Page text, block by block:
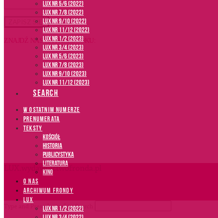
LUX NR 5/6 (2022)
LUX NR 7/8 (2022)
LUX nr 9/10 (2022)
LUX NR 11/12 (2022)
LUX NR 1/2 (2023)
LUX NR 3/4 (2023)
LUX NR 5/6 (2023)
LUX NR 7/8 (2023)
LUX NR 9/10 (2023)
LUX NR 11/12 (2023)
SEARCH
W OSTATNIM NUMERZE
PRENUMERATA
TEKSTY
Kościół
Historia
Publicystyka
Literatura
Kino
O NAS
ARCHIWUM FRONDY
LUX
LUX NR 1/2 (2022)
ZNAJDŹ NAS NA FACEBOOKU:
LUX.wydawnictwofronda.pl
Type and Press “enter” to Search